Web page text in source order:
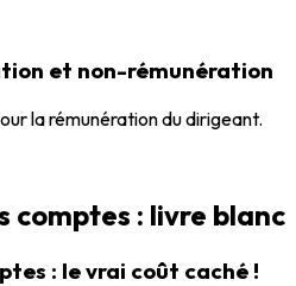
et non-rémunération
la rémunération du dirigeant.
comptes : livre blanc
: le vrai coût caché !